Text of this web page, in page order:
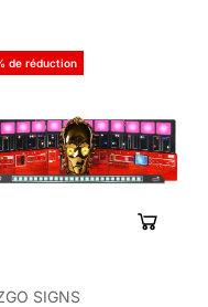
de réduction
SIGNS